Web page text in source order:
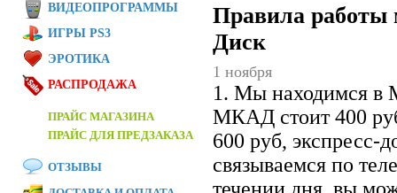
Правила работы
Диск
1 ноября
1. Мы находимся в
МКАД стоит 400
600 руб, экспресс-
связываемся по
ВИДЕОПРОГРАММЫ
ИГРЫ PS3
ЭРОТИКА
РАСПРОДАЖА
ПРАЙС МАГАЗИНА
ПРАЙС ДЛЯ ПРЕДЗАКАЗА
ОТЗЫВЫ